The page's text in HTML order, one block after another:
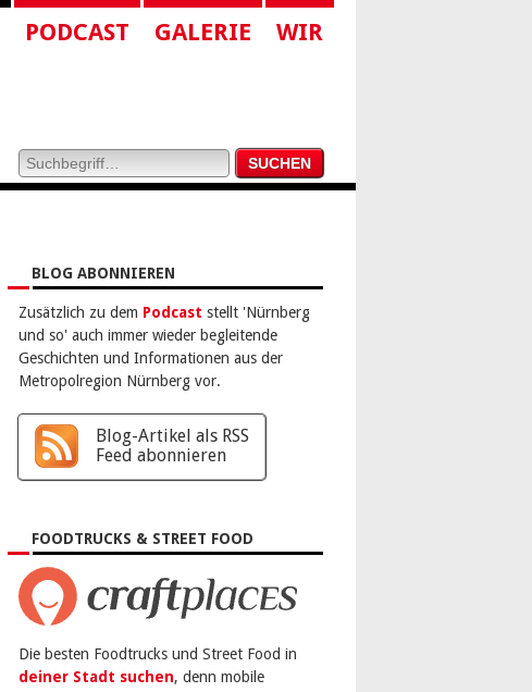
PODCAST GALERIE WIR
BLOG ABONNIEREN
Zusätzlich zu dem Podcast stellt 'Nürnberg
und so' auch immer wieder begleitende
Geschichten und Informationen aus der
Metropolregion Nürnberg vor.
Blog-Artikel als RSS
Feed abonnieren
FOODTRUCKS & STREET FOOD
Die besten Foodtrucks und Street Food in
deiner Stadt suchen, denn mobile